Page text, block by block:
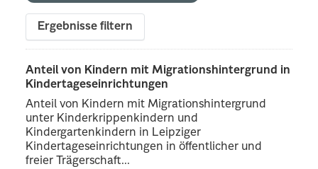
Ergebnisse filtern
Anteil von Kindern mit Migrationshintergrund in
Kindertageseinrichtungen
Anteil von Kindern mit Migrationshintergrund
unter Kinderkrippenkindern und
Kindergartenkindern in Leipziger
Kindertageseinrichtungen in öffentlicher und
freier Trägerschaft...